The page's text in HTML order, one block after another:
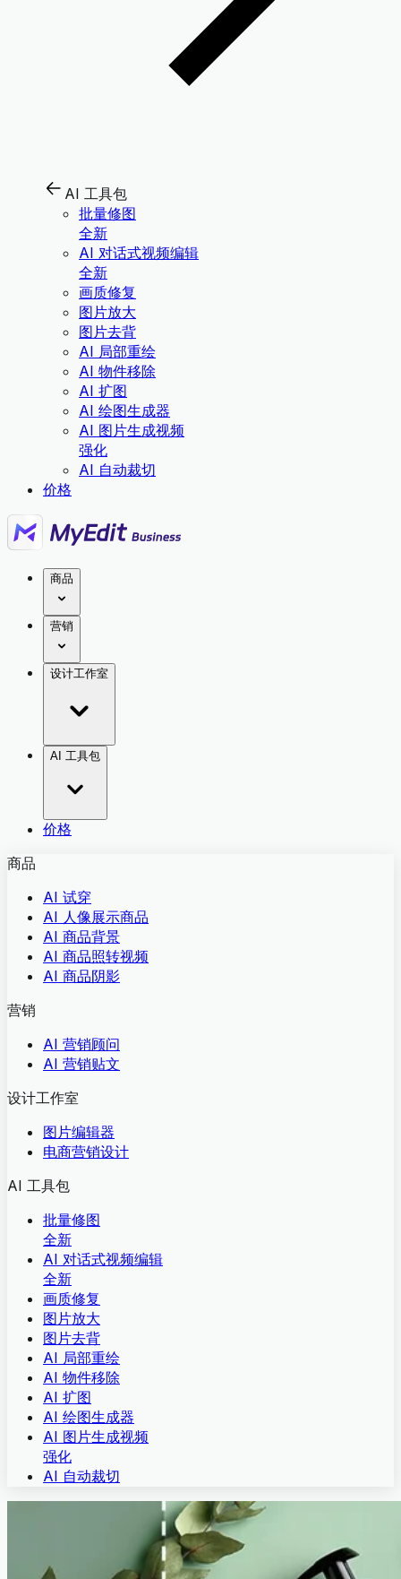
AI 工具包
批量修图
全新
AI 对话式视频编辑
全新
画质修复
图片放大
图片去背
AI 局部重绘
AI 物件移除
AI 扩图
AI 绘图生成器
AI 图片生成视频
强化
AI 自动裁切
价格
商品
营销
设计工作室
AI 工具包
价格
商品
AI 试穿
AI 人像展示商品
AI 商品背景
AI 商品照转视频
AI 商品阴影
营销
AI 营销顾问
AI 营销贴文
设计工作室
图片编辑器
电商营销设计
AI 工具包
批量修图
全新
AI 对话式视频编辑
全新
画质修复
图片放大
图片去背
AI 局部重绘
AI 物件移除
AI 扩图
AI 绘图生成器
AI 图片生成视频
强化
AI 自动裁切